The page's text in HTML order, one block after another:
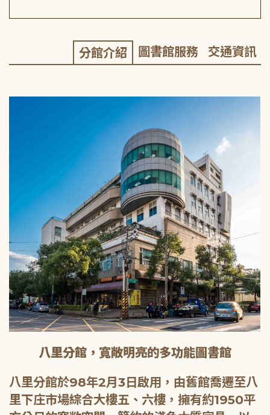
分館介紹 圖書館服務 交通資訊
八里分館，寬敞明亮的多功能圖書館
八里分館於98年2月3日啟用，由舊館喬遷至八
里下庄市場綜合大樓五、六樓，擁有約1950平